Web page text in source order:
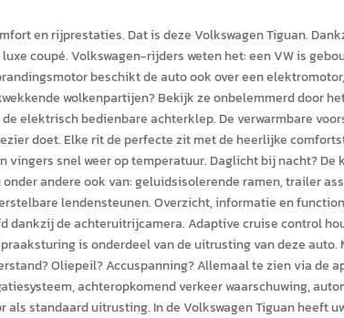
en rijprestaties. Dat is deze Volkswagen Tiguan.
coupé. Volkswagen-rijders weten het: een VW is
beschikt de auto ook over een
wolkenpartijen? Bekijk ze onbelemmerd door
elektrisch bedienbare achterklep. De verwarmbare
doet. Elke rit de perfecte zit met de heerlijke
vingers snel weer op temperatuur. Daglicht bij nacht? De
andere ook van: geluidsisolerende ramen, trailer
lendensteunen. Overzicht, informatie en
dankzij de achteruitrijcamera. Adaptive cruise control
is onderdeel van de uitrusting van deze auto.
Oliepeil? Accuspanning? Allemaal te zien via de
achteropkomend verkeer waarschuwing,
standaard uitrusting. In de Volkswagen Tiguan heeft